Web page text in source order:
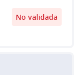
No validada